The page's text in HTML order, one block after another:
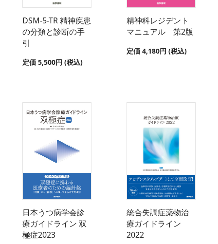
DSM-5-TR 精神疾患
の分類と診断の手
引
定価 5,500円 (税込)
精神科レジデント
マニュアル 第2版
定価 4,180円 (税込)
日本うつ病学会診
療ガイドライン 双
極症2023
統合失調症薬物治
療ガイドライン
2022